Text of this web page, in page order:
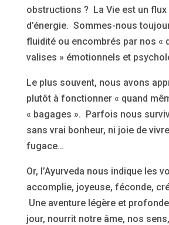
obstructions ? La Vie est un flux
d’énergie. Sommes-nous
fluidité ou encombrés par nos «
valises » émotionnels et
Le plus souvent, nous avons
plutôt à fonctionner « quand
« bagages ». Parfois nous
sans vrai bonheur, ni joie de
fugace…
Or, l’Ayurveda nous indique les
accomplie, joyeuse, féconde,
Une aventure légère et
jour, nourrit notre âme, nos